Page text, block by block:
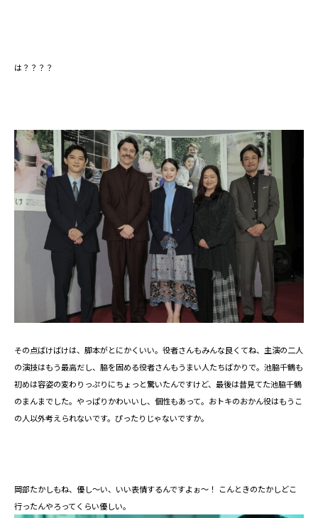
は？？？？
その点ばけばけは、脚本がとにかくいい。役者さんもみんな良くてね、主演の二人
の演技はもう最高だし、脇を固める役者さんもうまい人たちばかりで。池脇千鶴も
初めは容姿の変わりっぷりにちょっと驚いたんですけど、最後は昔見てた池脇千鶴
のまんまでした。やっぱりかわいいし、個性もあって。おトキのおかん役はもうこ
の人以外考えられないです。ぴったりじゃないですか。
岡部たかしもね、優し～い、いい表情するんですよぉ～！ こんときのたかしどこ
行ったんやろってくらい優しい。